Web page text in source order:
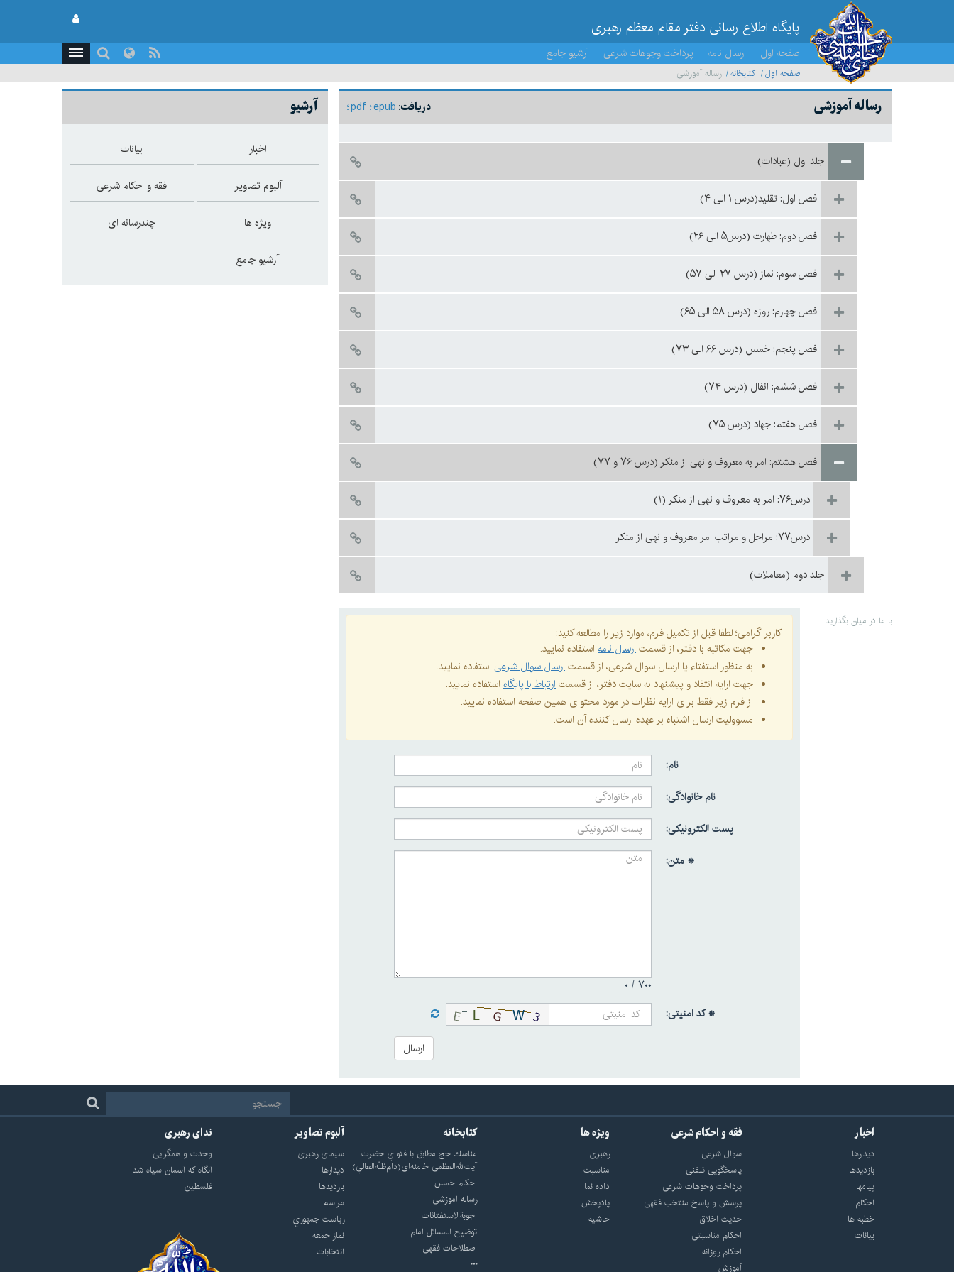
پایگاه اطلاع رسانی دفتر مقام معظم رهبری
صفحه اول ارسال نامه پرداخت وجوهات شرعی آرشیو جامع
صفحه اول کتابخانه رساله آموزشی
دریافت: epub
pdf رساله آموزشی
جلد اول (عبادات)
فصل اول: تقلید(درس ۱ الی ۴)
فصل دوم: طهارت (درس۵ الی ۲۶)
فصل سوم: نماز (درس ۲۷ الی ۵۷)
فصل چهارم: روزه (درس ۵۸ الی ۶۵)
فصل پنجم: خمس (درس ۶۶ الی ۷۳)
فصل ششم: انفال (درس ۷۴)
فصل هفتم: جهاد (درس ۷۵)
فصل هشتم: امر به معروف و نهی از منکر (درس ۷۶ و ۷۷)
درس۷۶: امر به معروف و نهی از منکر (۱)
درس۷۷: مراحل و مراتب امر معروف و نهی از منکر
جلد دوم (معاملات)
با ما در میان بگذارید
کاربر گرامی؛ لطفا قبل از تکمیل فرم، موارد زیر را مطالعه کنید:
جهت مکاتبه با دفتر، از قسمتارسال نامهاستفاده نمایید.
به منظور استفتاء یا ارسال سوال شرعی، از قسمتارسال سوال شرعیاستفاده نمایید.
جهت ارایه انتقاد و پیشنهاد به سایت دفتر، از قسمتارتباط با پایگاهاستفاده نمایید.
از فرم زیر فقط برای ارایه نظرات در مورد محتوای همین صفحه استفاده نمایید.
مسوولیت ارسال اشتباه بر عهده ارسال کننده آن است.
نام:
نام خانوادگی:
پست الکترونیکی:
* متن:
۷۰۰ /
۰
* کد امنیتی:
ارسال
آرشیو
اخبار بیانات
آلبوم تصاویر فقه و احکام شرعی
ویژه ها چندرسانه ای
آرشیو جامع
اخبار
دیدارها
بازديدها
پيامها
احكام
خطبه ها
بیانات
فقه و احکام شرعی
سوال شرعی
پاسخگویی تلفنی
پرداخت وجوهات شرعی
پرسش و پاسخ منتخب فقهی
حدیث اخلاق
احکام مناسبتی
احکام روزانه
آموزش
ویژه ها
رهبری
مناسبت
داده نما
پادپخش
حاشیه
کتابخانه
مناسك حج مطابق با فتواي حضرت
آيت‌الله‌العظمى خامنه‌اى(دام‌ظلّه‌العالي)
احکام خمس
رساله آموزشی
اجوبة‌الاستفتائات
توضيح المسائل امام
اصطلاحات فقهى
آلبوم تصاویر
سيماى رهبرى
ديدارها
بازديدها
مراسم
رياست جمهوري
نماز جمعه
انتخابات
ندای رهبری
وحدت و همگرایی
آنگاه که آسمان سیاه شد
فلسطین